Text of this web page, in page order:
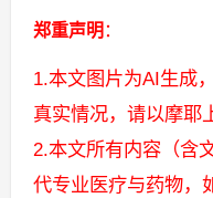
郑重声明 ：
1.本文图片为AI生成
真实情况，请以摩耶
2.本文所有内容（含
代专业医疗与药物，